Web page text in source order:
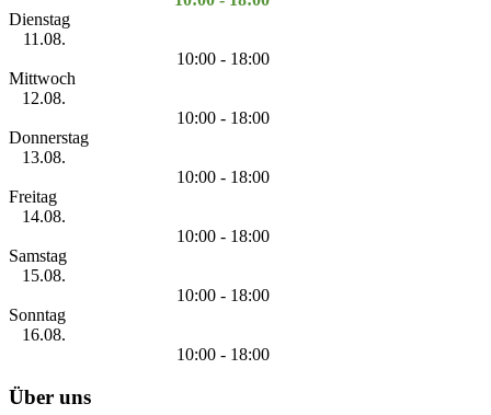
Dienstag
11.08.
10:00 - 18:00
Mittwoch
12.08.
10:00 - 18:00
Donnerstag
13.08.
10:00 - 18:00
Freitag
14.08.
10:00 - 18:00
Samstag
15.08.
10:00 - 18:00
Sonntag
16.08.
10:00 - 18:00
Über uns